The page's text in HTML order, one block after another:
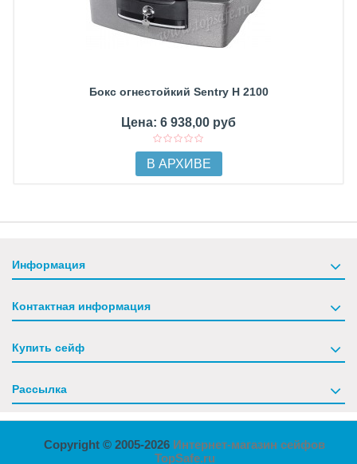
Бокс огнестойкий Sentry H 2100
Цена: 6 938,00 руб
В АРХИВЕ
Информация
Контактная информация
Купить сейф
Рассылка
Copyright © 2005-2026 Интернет-магазин сейфов
TopSafe.ru